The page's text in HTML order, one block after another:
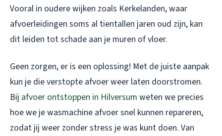
Vooral in oudere wijken zoals Kerkelanden, waar
afvoerleidingen soms al tientallen jaren oud zijn, kan
dit leiden tot schade aan je muren of vloer.
Geen zorgen, er is een oplossing! Met de juiste aanpak
kun je die verstopte afvoer weer laten doorstromen.
Bij afvoer ontstoppen in Hilversum weten we precies
hoe we je wasmachine afvoer snel kunnen repareren,
zodat jij weer zonder stress je was kunt doen. Van